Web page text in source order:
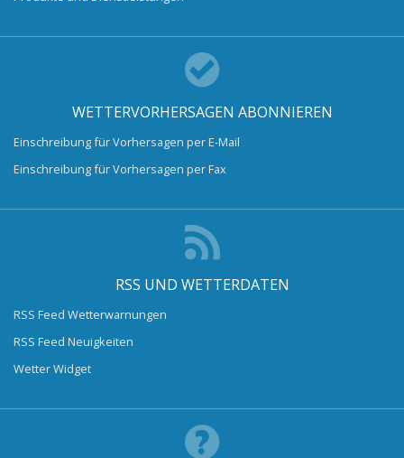
WETTERVORHERSAGEN ABONNIEREN
Einschreibung für Vorhersagen per E-Mail
Einschreibung für Vorhersagen per Fax
RSS UND WETTERDATEN
RSS Feed Wetterwarnungen
RSS Feed Neuigkeiten
Wetter Widget